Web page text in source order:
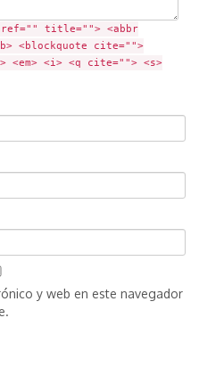
title=""> <abbr
<blockquote cite="">
<em> <i> <q cite=""> <s>
y web en este navegador